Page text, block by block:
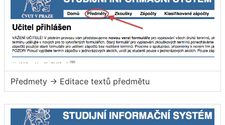
Předmety → Editace textů předmětu